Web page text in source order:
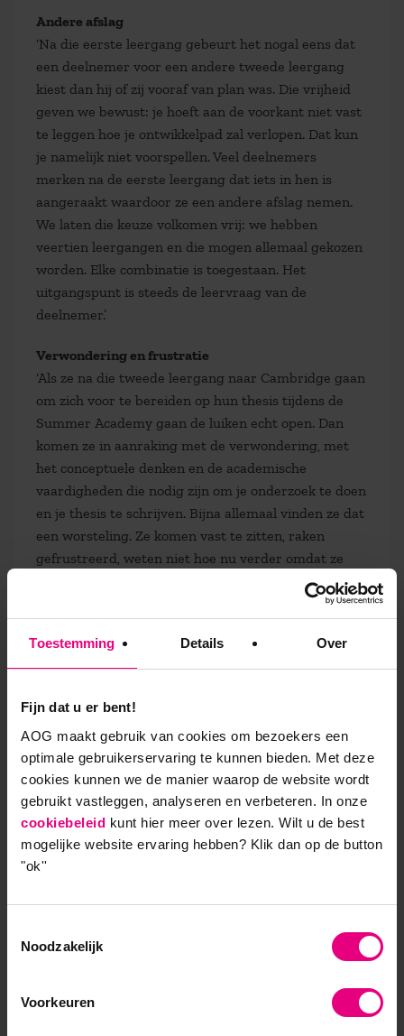
Toestemming Details Over
Fijn dat u er bent!
AOG maakt gebruik van cookies om bezoekers een
optimale gebruikerservaring te kunnen bieden. Met deze
cookies kunnen we de manier waarop de website wordt
gebruikt vastleggen, analyseren en verbeteren. In onze
cookiebeleid kunt hier meer over lezen. Wilt u de best
mogelijke website ervaring hebben? Klik dan op de button
"ok''
Noodzakelijk
Voorkeuren
Andere afslag
‘Na die eerste leergang gebeurt het nogal eens dat
een deelnemer voor een andere tweede leergang
kiest dan hij of zij vooraf van plan was. Die vrijheid
geven we bewust: je hoeft aan de voorkant niet vast
te leggen hoe je ontwikkelpad zal verlopen. Dat kun
je namelijk niet voorspellen. Veel deelnemers
merken na de eerste leergang dat iets in hen is
aangeraakt waardoor ze een andere afslag nemen.
We laten die keuze volkomen vrij: we hebben
veertien leergangen en die mogen allemaal gekozen
worden. Elke combinatie is toegestaan. Het
uitgangspunt is steeds de leervraag van de
deelnemer.’
Verwondering en frustratie
‘Als ze na die tweede leergang naar Cambridge gaan
om zich voor te bereiden op hun thesis tijdens de
Summer Academy gaan de luiken echt open. Dan
komen ze in aanraking met de verwondering, met
het conceptuele denken en de academische
vaardigheden die nodig zijn om je onderzoek te doen
en je thesis te schrijven. Bijna allemaal vinden ze dat
een worsteling. Ze komen vast te zitten, raken
gefrustreerd, weten niet hoe nu verder omdat ze
eerst op een afstand moeten leren kijken naar hun
onderwerp. En dan opeens zie je dat er een lampje
die ik met oud-deelnemers voer, merk ik het verschil
tussen mensen die een leergang hebben gedaan en
Die laatste groep is echt op een ander spoor beland
en draaien hun hand niet meer om voor complexe
vraagtukken.’
Snijvlak van theorie en praktijk
‘Juist dat academische aspect onderscheidt onze
Master van andere HBO-Masters. Onze Master
bevindt zich op het snijvlak van praktijk en
In Nederland is het hoger onderwijs klassiek
georganiseerd: je hebt HBO en je hebt WO en
onze deelnemers in de praktijk werken en daarvoor